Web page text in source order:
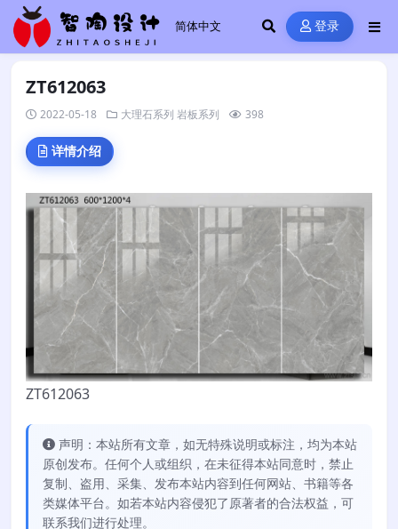
登录
ZT612063
2022-05-18 大理石系列 岩板系列 398
详情介绍
ZT612063
声明：本站所有文章，如无特殊说明或标注，均为本站
原创发布。任何个人或组织，在未征得本站同意时，禁止
复制、盗用、采集、发布本站内容到任何网站、书籍等各
类媒体平台。如若本站内容侵犯了原著者的合法权益，可
联系我们进行处理。